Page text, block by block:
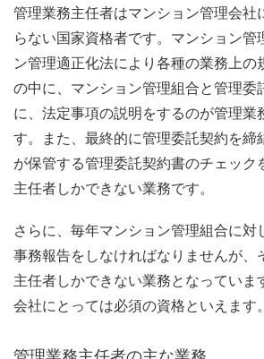
管理業務主任者はマンション管理会社
らない国家資格者です。マンション管
ン管理適正化法により各種の業務上の
の中に、マンション管理組合と管理委
に、法定事項の説明をするのが管理業
す。また、最終的に管理委託契約を締
が保管する管理委託契約書のチェック
主任者しかできない業務です。
さらに、毎年マンション管理組合に対
事務報告をしなければなりませんが、
主任者しかできない業務となっていま
会社にとっては必須の資格といえます。